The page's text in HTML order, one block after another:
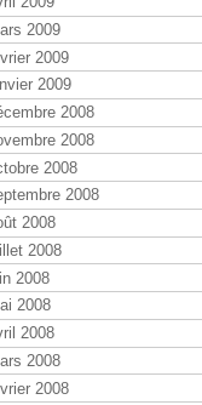
2009
2009
2009
2008
2008
2008
2008
2008
2008
2008
2008
2008
2008
2008